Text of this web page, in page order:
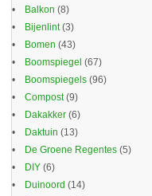
Balkon (8)
Bijenlint(3)
Bomen (43)
Boomspiegel (67)
Boomspiegels (96)
Compost(9)
Dakakker (6)
Daktuin (13)
De Groene Regentes (5)
DIY (6)
Duinoord (14)